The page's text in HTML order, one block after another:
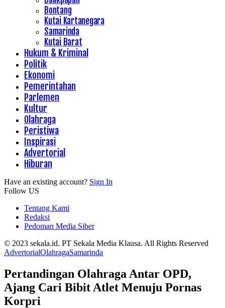
Bontang
Kutai Kartanegara
Samarinda
Kutai Barat
Hukum & Kriminal
Politik
Ekonomi
Pemerintahan
Parlemen
Kultur
Olahraga
Peristiwa
Inspirasi
Advertorial
Hiburan
Have an existing account? Sign In
Follow US
Tentang Kami
Redaksi
Pedoman Media Siber
© 2023 sekala.id. PT Sekala Media Klausa. All Rights Reserved
AdvertorialOlahragaSamarinda
Pertandingan Olahraga Antar OPD,
Ajang Cari Bibit Atlet Menuju Pornas
Korpri